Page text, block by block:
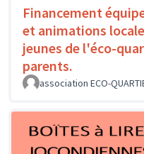
Financement
et animations
jeunes de l'éco-
parents.
association ECO-